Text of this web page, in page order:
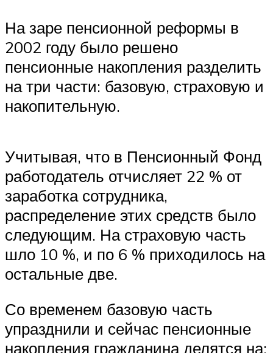
На заре пенсионной реформы в
2002 году было решено
пенсионные накопления разделить
на три части: базовую, страховую и
накопительную.
Учитывая, что в Пенсионный Фонд
работодатель отчисляет 22 % от
заработка сотрудника,
распределение этих средств было
следующим. На страховую часть
шло 10 %, и по 6 % приходилось на
остальные две.
Со временем базовую часть
упразднили и сейчас пенсионные
накопления гражданина делятся на: